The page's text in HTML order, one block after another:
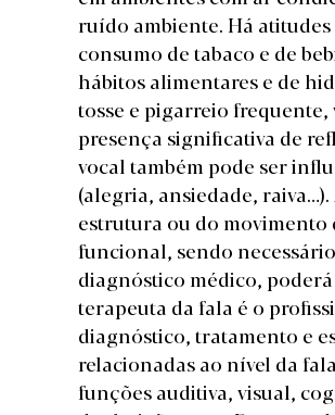
ruído ambiente. Há
consumo de tabaco e de
hábitos alimentares e de
tosse e pigarreio
presença significativa de
vocal também pode ser
(alegria, ansiedade,
estrutura ou do movimento
funcional, sendo
diagnóstico médico,
terapeuta da fala é o
diagnóstico, tratamento e
relacionadas ao nível da
funções auditiva, visual,